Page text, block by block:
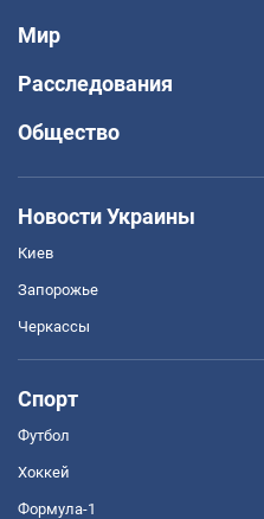
Мир
Расследования
Общество
Новости Украины
Киев
Запорожье
Черкассы
Спорт
Футбол
Хоккей
Формула-1